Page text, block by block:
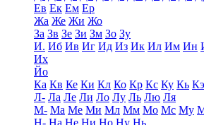
Ев Ек Ем Ер
Жа Же Жи Жо
За Зв Зе Зи Зм Зо Зу
И. Иб Ив Иг Ид Из Ик Ил Им Ин
Их
Йо
Ка Кв Ке Ки Кл Ко Кр Кс Ку Кь Кэ
Л- Ла Ле Ли Ло Лу Ль Лю Ля
М- Ма Ме Ми Мл Мм Мо Мс Му
Н- На Не Ни Но Ну Нь